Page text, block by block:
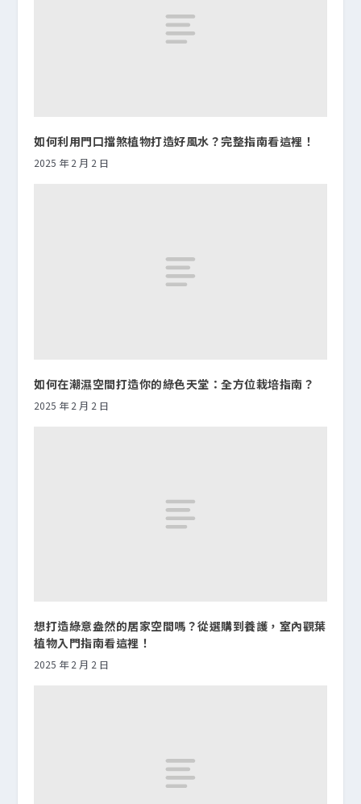
如何利用門口擋煞植物打造好風水？完整指南看這裡！
2025 年 2 月 2 日
如何在潮濕空間打造你的綠色天堂：全方位栽培指南？
2025 年 2 月 2 日
想打造綠意盎然的居家空間嗎？從選購到養護，室內觀葉
植物入門指南看這裡！
2025 年 2 月 2 日